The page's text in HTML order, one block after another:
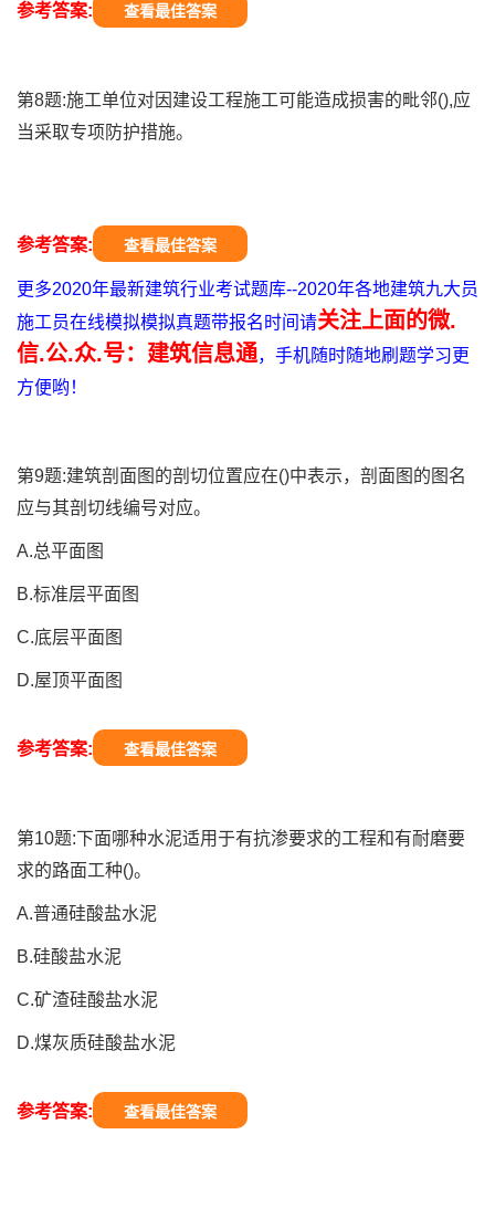
参考答案: 查看最佳答案
第8题:施工单位对因建设工程施工可能造成损害的毗邻(),应
当采取专项防护措施。
参考答案: 查看最佳答案
更多2020年最新建筑行业考试题库--2020年各地建筑九大员
施工员在线模拟模拟真题带报名时间请关注上面的微.
信.公.众.号：建筑信息通，手机随时随地刷题学习更
方便哟！
第9题:建筑剖面图的剖切位置应在()中表示，剖面图的图名
应与其剖切线编号对应。
A.总平面图
B.标准层平面图
C.底层平面图
D.屋顶平面图
参考答案: 查看最佳答案
第10题:下面哪种水泥适用于有抗渗要求的工程和有耐磨要
求的路面工种()。
A.普通硅酸盐水泥
B.硅酸盐水泥
C.矿渣硅酸盐水泥
D.煤灰质硅酸盐水泥
参考答案: 查看最佳答案